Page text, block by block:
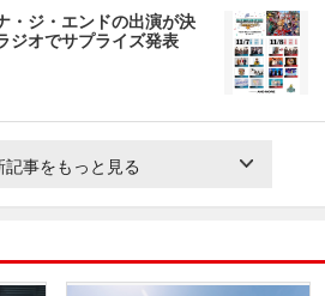
・ジ・エンドの出演が決
オでサプライズ発表
記事をもっと見る